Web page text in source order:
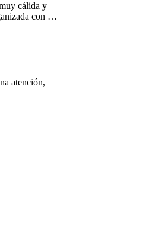
cálida y
con el
maravilloso
los visitantes
para
Traeré
gracias
atención,